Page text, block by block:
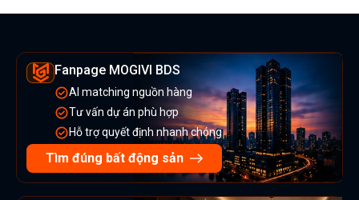
Fanpage MOGIVI BDS
AI matching nguồn hàng
Tư vấn dự án phù hợp
Hỗ trợ quyết định nhanh chóng
Tìm đúng bất động sản